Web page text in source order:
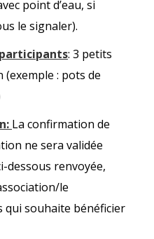
point d’eau, si
le signaler).
: 3 petits
: pots de
La confirmation de
ne sera validée
dessous renvoyée,
le
souhaite bénéficier